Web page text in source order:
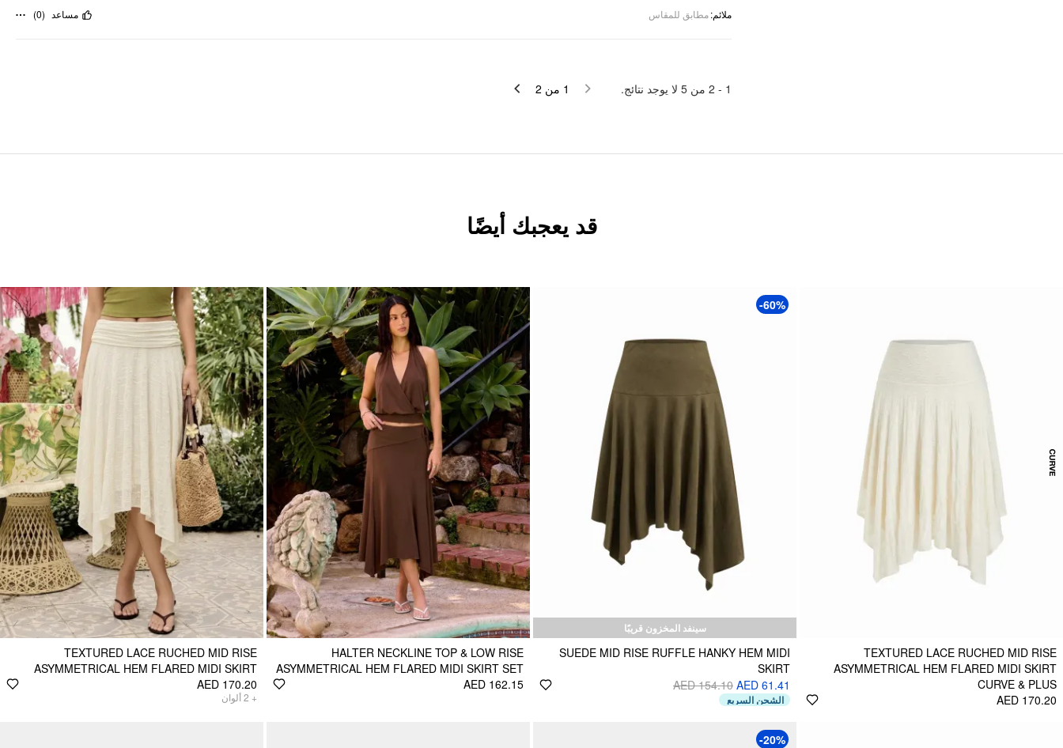
ملائم:مطابق للمقاس مساعد (
0
)
1 -
2 من 5 لا يوجد نتائج. 1 من 2
قد يعجبك أيضًا
TEXTURED LACE RUCHED MID RISE
ASYMMETRICAL HEM FLARED MIDI SKIRT
CURVE & PLUS
AED 170.20
-60%
سينفد المخزون قريبًا
SUEDE MID RISE RUFFLE HANKY HEM MIDI
SKIRT
AED 61.41
AED 154.10
الشحن السريع
HALTER NECKLINE TOP & LOW RISE
ASYMMETRICAL HEM FLARED MIDI SKIRT SET
AED 162.15
TEXTURED LACE RUCHED MID RISE
ASYMMETRICAL HEM FLARED MIDI SKIRT
AED 170.20
+
2ألوان
-20%